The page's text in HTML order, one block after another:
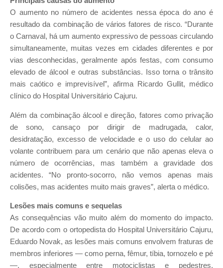
O aumento no número de acidentes nessa época do ano é
resultado da combinação de vários fatores de risco. “Durante
o Carnaval, há um aumento expressivo de pessoas circulando
simultaneamente, muitas vezes em cidades diferentes e por
vias desconhecidas, geralmente após festas, com consumo
elevado de álcool e outras substâncias. Isso torna o trânsito
mais caótico e imprevisível”, afirma Ricardo Gullit, médico
clínico do Hospital Universitário Cajuru.
Além da combinação álcool e direção, fatores como privação
de sono, cansaço por dirigir de madrugada, calor,
desidratação, excesso de velocidade e o uso do celular ao
volante contribuem para um cenário que não apenas eleva o
número de ocorrências, mas também a gravidade dos
acidentes. “No pronto-socorro, não vemos apenas mais
colisões, mas acidentes muito mais graves”, alerta o médico.
Lesões mais comuns e sequelas
As consequências vão muito além do momento do impacto.
De acordo com o ortopedista do Hospital Universitário Cajuru,
Eduardo Novak, as lesões mais comuns envolvem fraturas de
membros inferiores — como perna, fêmur, tíbia, tornozelo e pé
—, especialmente entre motociclistas e pedestres,